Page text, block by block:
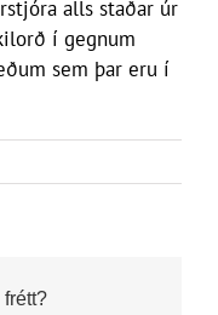
alls staðar úr
í gegnum
sem þar eru í